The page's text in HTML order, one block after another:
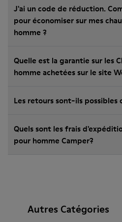
J'ai un code de réduction.
pour économiser sur mes
homme ?
Quelle est la garantie sur les
homme achetées sur le site
Les retours sont-ils possibles
Quels sont les frais
pour homme Camper?
Autres Catégories